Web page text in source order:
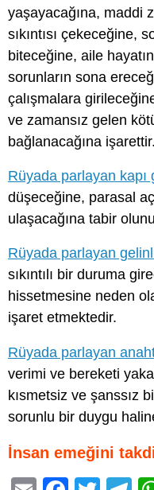
yaşayacağına, maddi
sıkıntısı çekeceğine,
biteceğine, aile
sorunların sona
çalışmalara
ve zamansız gelen
bağlanacağına işarettir.
Rüyada parlayan kapı
düşeceğine, parasal
ulaşacağına tabir
Rüyada parlayan
sıkıntılı bir duruma
hissetmesine neden
işaret etmektedir.
Rüyada parlayan
verimi ve bereketi
kısmetsiz ve şanssız
sorunlu bir duygu
İnsan emeğini